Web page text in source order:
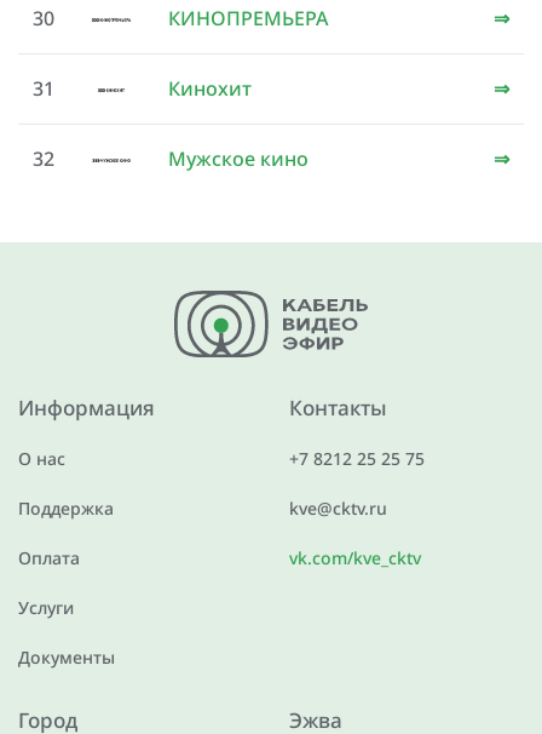
30 КИНОПРЕМЬЕРА ⇒
31 Кинохит ⇒
32 Мужское кино ⇒
Информация
О нас
Поддержка
Оплата
Услуги
Документы
Контакты
+7 8212 25 25 75
kve@cktv.ru
vk.com/kve_cktv
Город Эжва